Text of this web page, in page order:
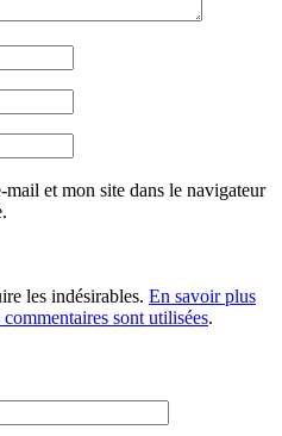
et mon site dans le navigateur
les indésirables. En savoir plus
sont utilisées.